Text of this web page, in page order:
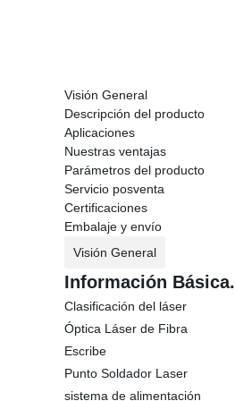
Visión General
Descripción del producto
Aplicaciones
Nuestras ventajas
Parámetros del producto
Servicio posventa
Certificaciones
Embalaje y envío
Visión General
Información Básica.
Clasificación del láser
Óptica Láser de Fibra
Escribe
Punto Soldador Laser
sistema de alimentación